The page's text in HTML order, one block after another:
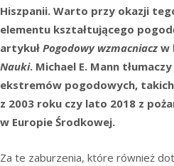
Hiszpanii. Warto przy okazji
elementu kształtującego
artykuł Pogodowy wzmacniacz w
Nauki. Michael E. Mann
ekstremów pogodowych,
z 2003 roku czy lato 2018 z
w Europie Środkowej.
Za te zaburzenia, które również